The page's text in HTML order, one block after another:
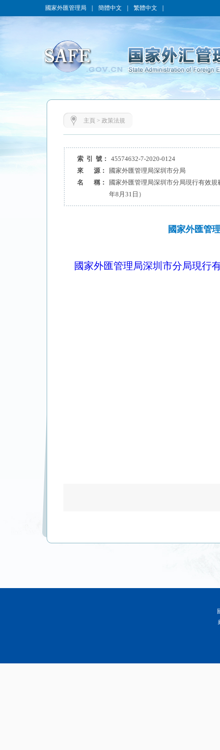
國家外匯管理局 簡體中文 繁體中文
主頁 > 政策法規
索 引 號：
45574632-7-2020-0124
來 源：
國家外匯管理局深圳市分局
名 稱：
國家外匯管理局深圳市分局現行有效
年8月31日）
國家外匯管
國家外匯管理局深圳市分局現行